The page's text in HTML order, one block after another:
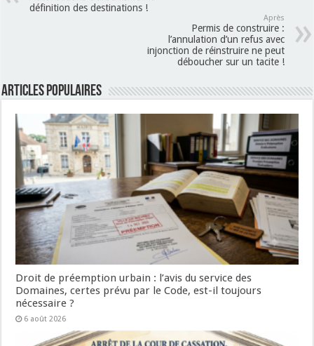
définition des destinations !
Après
Permis de construire :
l’annulation d’un refus avec
injonction de réinstruire ne peut
déboucher sur un tacite !
Articles populaires
Droit de préemption urbain : l’avis du service des
Domaines, certes prévu par le Code, est-il toujours
nécessaire ?
6 août 2026